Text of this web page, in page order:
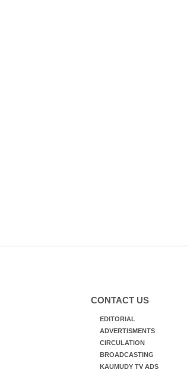
CONTACT US
EDITORIAL
ADVERTISMENTS
CIRCULATION
BROADCASTING
KAUMUDY TV ADS